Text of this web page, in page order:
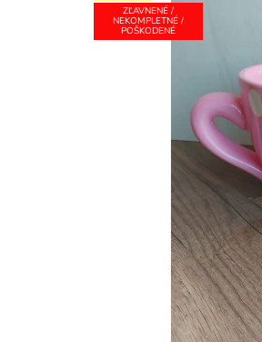
ZĽAVNENÉ /
NEKOMPLETNÉ /
POŠKODENÉ